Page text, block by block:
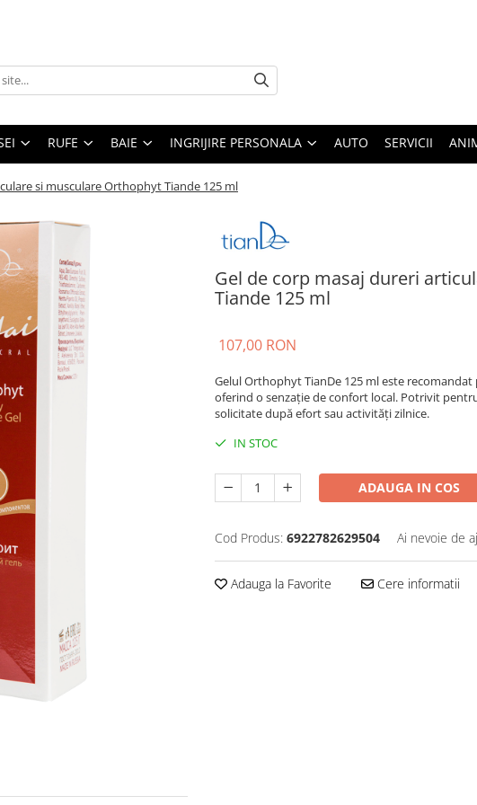
RUFE BAIE INGRIJIRE PERSONALA AUTO SERVICII
si musculare Orthophyt Tiande 125 ml
Gel de corp masaj dureri
Tiande 125 ml
107,00 RON
Gelul Orthophyt TianDe 125 ml este
oferind o senzație de confort local. Potrivit
solicitate după efort sau activități zilnice.
IN STOC
ADAUGA IN COS
Cod Produs: 6922782629504 Ai nevoie de
Adauga la Favorite Cere informatii